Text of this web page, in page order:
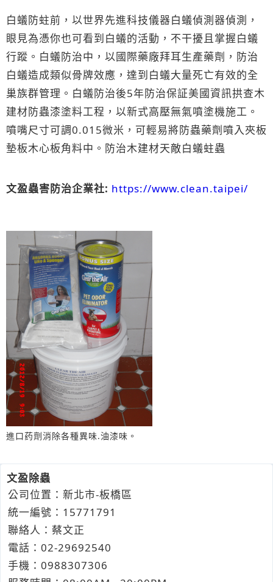
白蟻防蛀前，以世界先進科技儀器白蟻偵測器偵測，
眼見為憑你也可看到白蟻的活動，不干擾且掌握白蟻
行蹤。白蟻防治中，以國際藥廠拜耳生產藥劑，防治
白蟻造成類似骨牌效應，達到白蟻大量死亡有效的全
巢族群管理。白蟻防治後5年防治保証美國資訊拱查木
建材防蟲漆塗料工程，以新式高壓無氣噴塗機施工。
噴嘴尺寸可調0.015微米，可輕易將防蟲藥劑噴入夾板
墊板木心板角料中。防治木建材天敵白蟻蛀蟲
文盈蟲害防治企業社​: https://www.clean.taipei/
進口药劑消除各種異味.油漆味。
文盈除蟲
公司位置：新北市-板橋區
統一編號：15771791
聯絡人：蔡文正
電話： 02-29692540
手機： 0988307306